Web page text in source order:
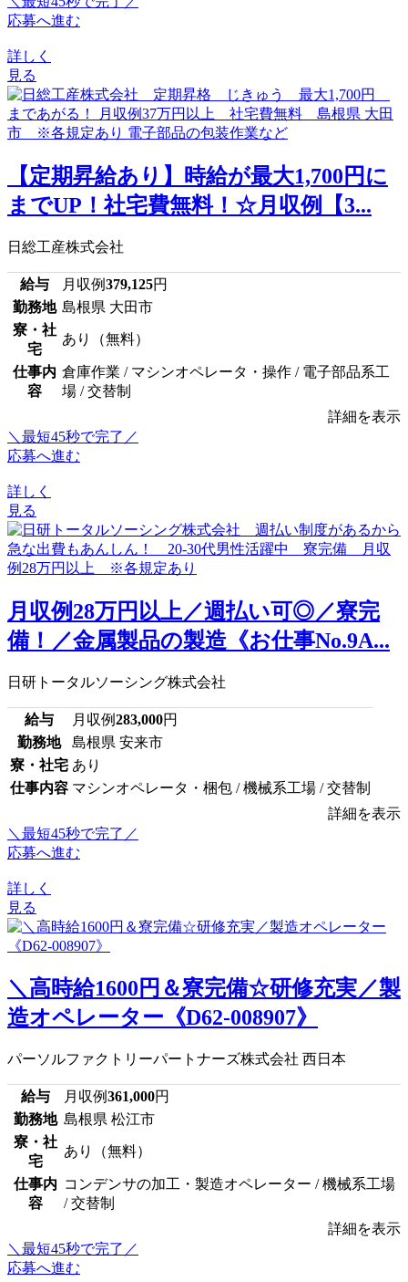
応募へ進む
詳しく
見る
【定期昇給あり】時給が最大1,700円に
までUP！社宅費無料！☆月収例【3...
日総工産株式会社
給与 月収例379,125円
勤務地 島根県 大田市
寮・社
宅
あり（無料）
仕事内
容
倉庫作業 / マシンオペレータ・操作 / 電子部品系工
場 / 交替制
詳細を表示
＼最短45秒で完了／
応募へ進む
詳しく
見る
月収例28万円以上／週払い可◎／寮完
備！／金属製品の製造《お仕事No.9A...
日研トータルソーシング株式会社
給与 月収例283,000円
勤務地
島根県 安来市
寮・社宅 あり
仕事内容 マシンオペレータ・梱包 / 機械系工場 / 交替制
詳細を表示
＼最短45秒で完了／
応募へ進む
詳しく
見る
＼高時給1600円＆寮完備☆研修充実／製
造オペレーター《D62-008907》
パーソルファクトリーパートナーズ株式会社 西日本
給与 月収例361,000円
勤務地 島根県 松江市
寮・社
宅
あり（無料）
仕事内
容
コンデンサの加工・製造オペレーター / 機械系工場
/ 交替制
詳細を表示
＼最短45秒で完了／
応募へ進む